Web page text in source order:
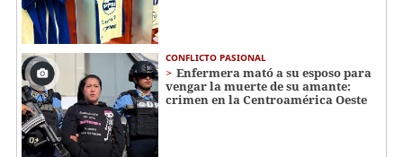
CONFLICTO PASIONAL
Enfermera mató a su esposo para
vengar la muerte de su amante:
crimen en la Centroamérica Oeste